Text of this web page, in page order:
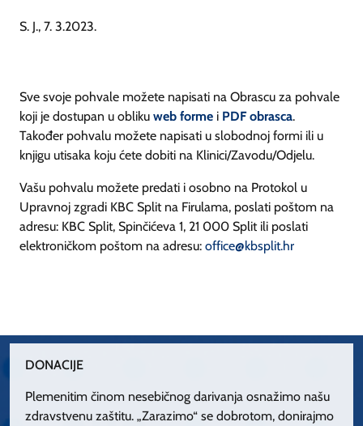
S. J., 7. 3.2023.
Sve svoje pohvale možete napisati na Obrascu za pohvale
koji je dostupan u obliku web forme i PDF obrasca.
Također pohvalu možete napisati u slobodnoj formi ili u
knjigu utisaka koju ćete dobiti na Klinici/Zavodu/Odjelu.
Vašu pohvalu možete predati i osobno na Protokol u
Upravnoj zgradi KBC Split na Firulama, poslati poštom na
adresu: KBC Split, Spinčićeva 1, 21 000 Split ili poslati
elektroničkom poštom na adresu: office@kbsplit.hr
DONACIJE
Plemenitim činom nesebičnog darivanja osnažimo našu
zdravstvenu zaštitu. „Zarazimo“ se dobrotom, donirajmo